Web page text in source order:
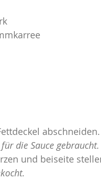
die Sauce gebraucht.
und beiseite